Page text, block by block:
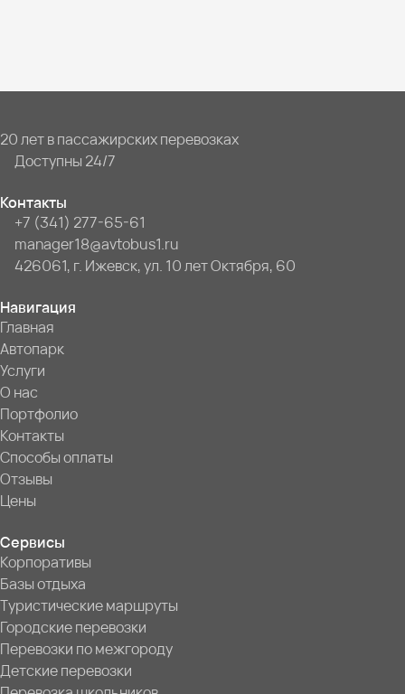
20 лет в пассажирских перевозках
Доступны 24/7
Контакты
+7 (341) 277-65-61
manager18@avtobus1.ru
426061, г. Ижевск, ул. 10 лет Октября, 60
Навигация
Главная
Автопарк
Услуги
О нас
Портфолио
Контакты
Способы оплаты
Отзывы
Цены
Сервисы
Корпоративы
Базы отдыха
Туристические маршруты
Городские перевозки
Перевозки по межгороду
Детские перевозки